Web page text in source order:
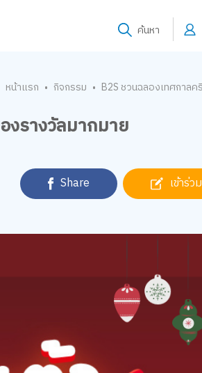
ค้นหา
หน้าแรก • กิจกรรม • B2S ชวนฉลองเทศกาล
รางวัลมากมาย
Share เข้าร่